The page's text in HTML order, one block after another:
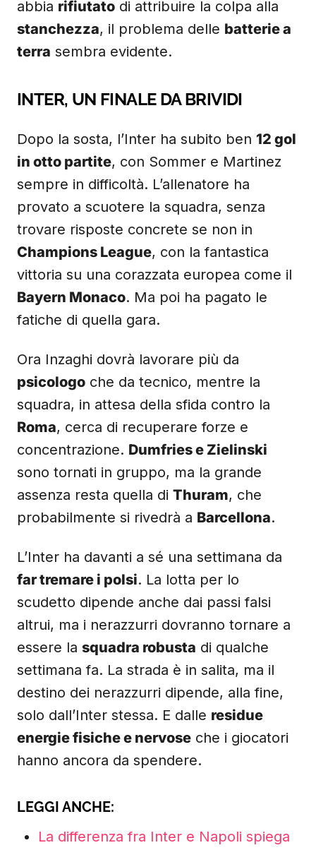
abbia rifiutato di attribuire la colpa alla
stanchezza, il problema delle batterie a
terra sembra evidente.
INTER, UN FINALE DA BRIVIDI
Dopo la sosta, l’Inter ha subito ben 12 gol
in otto partite, con Sommer e Martinez
sempre in difficoltà. L’allenatore ha
provato a scuotere la squadra, senza
trovare risposte concrete se non in
Champions League, con la fantastica
vittoria su una corazzata europea come il
Bayern Monaco. Ma poi ha pagato le
fatiche di quella gara.
Ora Inzaghi dovrà lavorare più da
psicologo che da tecnico, mentre la
squadra, in attesa della sfida contro la
Roma, cerca di recuperare forze e
concentrazione. Dumfries e Zielinski
sono tornati in gruppo, ma la grande
assenza resta quella di Thuram, che
probabilmente si rivedrà a Barcellona.
L’Inter ha davanti a sé una settimana da
far tremare i polsi. La lotta per lo
scudetto dipende anche dai passi falsi
altrui, ma i nerazzurri dovranno tornare a
essere la squadra robusta di qualche
settimana fa. La strada è in salita, ma il
destino dei nerazzurri dipende, alla fine,
solo dall’Inter stessa. E dalle residue
energie fisiche e nervose che i giocatori
hanno ancora da spendere.
LEGGI ANCHE:
La differenza fra Inter e Napoli spiega